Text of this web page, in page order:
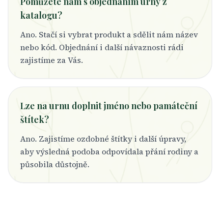
katalogu?
Ano. Stačí si vybrat produkt a sdělit nám název
nebo kód. Objednání i další návaznosti rádi
zajistíme za Vás.
Lze na urnu doplnit jméno nebo památeční
štítek?
Ano. Zajistíme ozdobné štítky i další úpravy,
aby výsledná podoba odpovídala přání rodiny a
působila důstojně.